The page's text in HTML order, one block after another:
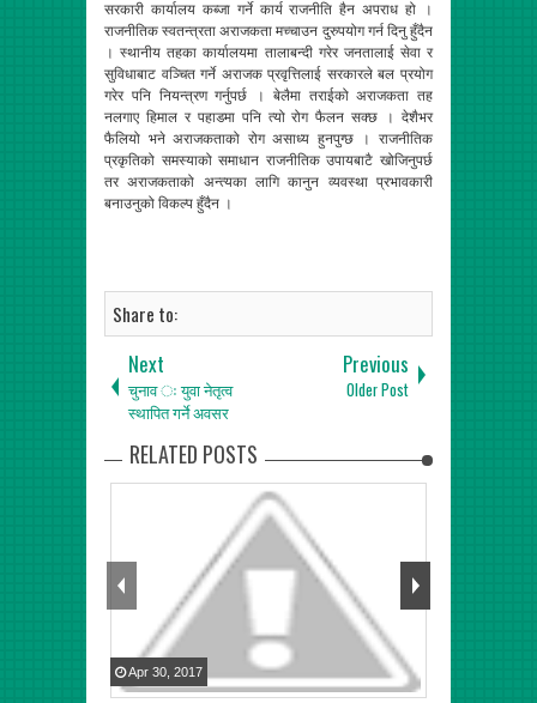
सरकारी कार्यालय कब्जा गर्ने कार्य राजनीति हैन अपराध हो ।
राजनीतिक स्वतन्त्रता अराजकता मच्चाउन दुरुपयोग गर्न दिनु हुँदैन
। स्थानीय तहका कार्यालयमा तालाबन्दी गरेर जनतालाई सेवा र
सुविधाबाट वञ्चित गर्ने अराजक प्रवृत्तिलाई सरकारले बल प्रयोग
गरेर पनि नियन्त्रण गर्नुपर्छ । बेलैमा तराईको अराजकता तह
नलगाए हिमाल र पहाडमा पनि त्यो रोग फैलन सक्छ । देशैभर
फैलियो भने अराजकताको रोग असाध्य हुनपुग्छ । राजनीतिक
प्रकृतिको समस्याको समाधान राजनीतिक उपायबाटै खोजिनुपर्छ
तर अराजकताको अन्त्यका लागि कानुन व्यवस्था प्रभावकारी
बनाउनुको विकल्प हुँदैन ।
Share to:
Next
चुनाव ः युवा नेतृत्व
स्थापित गर्ने अवसर
Previous
Older Post
RELATED POSTS
Apr 30 2017